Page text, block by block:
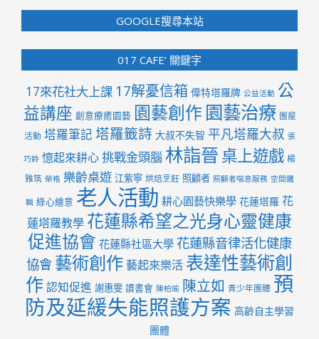
GOOGLE搜尋本站
017 CAFE’ 關鍵字
17來花社大上課 17解憂信箱 偉特塔羅牌 公益活動 公
益講座 創意療癒園藝 園藝創作 園藝治療 團屋
活動 塔羅筆記 塔羅籤詩 大叔不失智 平凡塔羅大叔 張
巧鈴 憶起來耕心挑戰金頭腦 林詣晉桌上遊戲 楊
雅筑 榮格 樂齡桌遊 江紫寧 烘焙烹飪 照顧者 照顧者喘息服務 空間邏
輯 綠心繪意 老人活動 耕心園藝快樂學 花蓮塔羅 花
蓮塔羅教學 花蓮縣希望之光身心靈健康
促進協會 花蓮縣社區大學 花蓮縣音律活化健康
協會 藝術創作藝起來樂活 表達性藝術創
作 認知促進 謝惠雯 讀書會 陳柏瑜 陳立如 青少年團體 預
防及延緩失能照護方案 高齡自主學習
團體